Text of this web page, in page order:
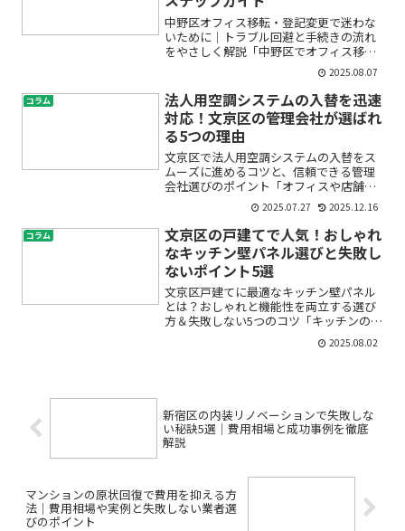
中野区オフィス移転・登記変更で迷わな
いために｜トラブル回避と手続きの流れ
をやさしく解説「中野区でオフィス移転
を考えているけど、何から始めればいい
の？」「登記変更の手続きが複雑そうで
不安」「実際に移転した企業はどんな流
れだったの？」——そんな...
2025.08.07
コラム
法人用空調システムの入替を迅速
対応！文京区の管理会社が選ばれ
る5つの理由
文京区で法人用空調システムの入替をス
ムーズに進めるコツと、信頼できる管理
会社選びのポイント「オフィスや店舗の
空調が古くなってきたけど、どこに頼め
ば安心？」「急な故障やトラブルでも、
すぐに対応できる業者ってあるの？」と
お悩みではありませんか。...
2025.07.27 2025.12.16
コラム
文京区の戸建てで人気！おしゃれ
なキッチン壁パネル選びと失敗し
ないポイント5選
文京区戸建てに最適なキッチン壁パネル
とは？おしゃれと機能性を両立する選び
方＆失敗しない5つのコツ「キッチンの壁
が古びて汚れやすくなってきた」「今の
デザインに飽きてしまった」「おしゃれ
2025.08.02
新宿区の内装リノベーションで失敗しな
い秘訣5選｜費用相場と成功事例を徹底
解説
マンションの原状回復で費用を抑える方
法｜費用相場や実例と失敗しない業者選
びのポイント